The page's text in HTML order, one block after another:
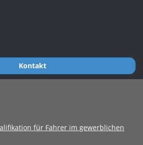
Kontakt
für Fahrer im gewerblichen